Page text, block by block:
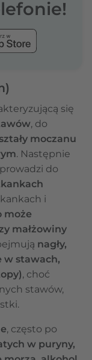
się
, do
moczanu
. Następnie
do
i
może
małżowiny
nagły,
w stawach,
, choć
stawów,
, często po
w puryny,